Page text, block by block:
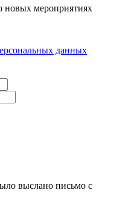
новых мероприятиях
данных
выслано письмо с